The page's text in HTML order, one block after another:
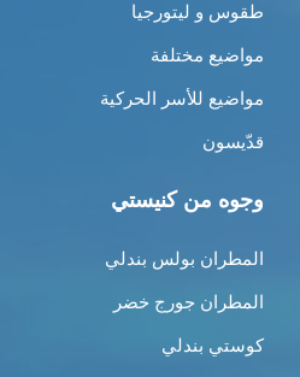
طقوس و ليتورجيا
مواضيع مختلفة
مواضيع للأسر الحركية
قدّيسون
وجوه من كنيستي
المطران بولس بندلي
المطران جورج خضر
كوستي بندلي